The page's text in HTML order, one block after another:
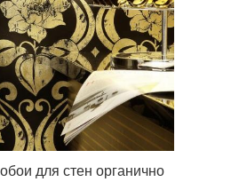
для стен органично